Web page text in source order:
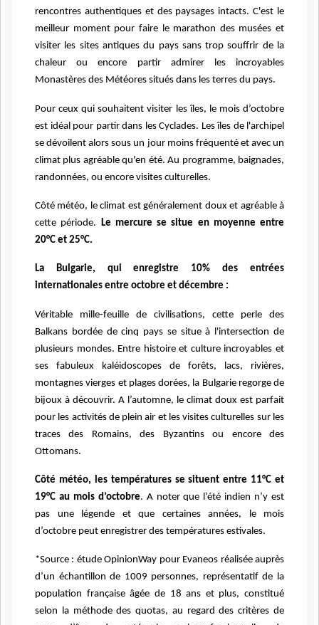
rencontres authentiques et des paysages intacts. C'est le
meilleur moment pour faire le marathon des musées et
visiter les sites antiques du pays sans trop souffrir de la
chaleur ou encore partir admirer les incroyables
Monastères des Météores situés dans les terres du pays.
Pour ceux qui souhaitent visiter les îles, le mois d’octobre
est idéal pour partir dans les Cyclades. Les îles de l'archipel
se dévoilent alors sous un jour moins fréquenté et avec un
climat plus agréable qu'en été. Au programme, baignades,
randonnées, ou encore visites culturelles.
Côté météo, le climat est généralement doux et agréable à
cette période. Le mercure se situe en moyenne entre
20°C et 25°C.
La Bulgarie, qui enregistre 10% des entrées
internationales entre octobre et décembre :
Véritable mille-feuille de civilisations, cette perle des
Balkans bordée de cinq pays se situe à l'intersection de
plusieurs mondes. Entre histoire et culture incroyables et
ses fabuleux kaléidoscopes de forêts, lacs, rivières,
montagnes vierges et plages dorées, la Bulgarie regorge de
bijoux à découvrir. A l’automne, le climat doux est parfait
pour les activités de plein air et les visites culturelles sur les
traces des Romains, des Byzantins ou encore des
Ottomans.
Côté météo, les températures se situent entre 11°C et
19°C au mois d’octobre. A noter que l’été indien n’y est
pas une légende et que certaines années, le mois
d’octobre peut enregistrer des températures estivales.
*Source : étude OpinionWay pour Evaneos réalisée auprès
d’un échantillon de 1009 personnes, représentatif de la
population française âgée de 18 ans et plus, constitué
selon la méthode des quotas, au regard des critères de